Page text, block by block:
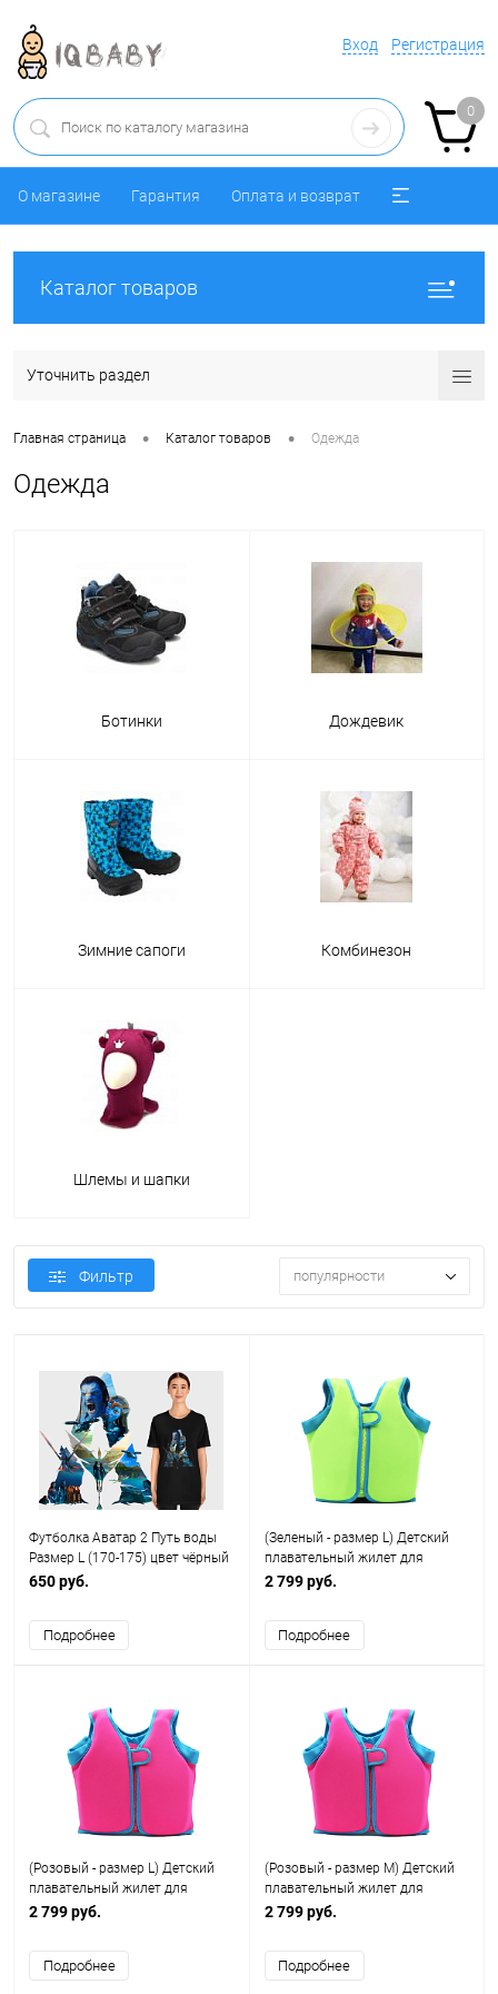
Вход Регистрация
0
О магазине Гарантия Оплата и возврат
Каталог товаров
Уточнить раздел
Главная страница • Каталог товаров • Одежда
Одежда
Ботинки Дождевик
Зимние сапоги Комбинезон
Шлемы и шапки
Фильтр популярности
Футболка Аватар 2 Путь воды
Размер L (170-175) цвет чёрный
Для мужчин Женщины Унисекс
650 руб.
Подробнее
(Зеленый - размер L) Детский
плавательный жилет для
купания плавания и бассейна (
2 799 руб.
Подробнее
(Розовый - размер L) Детский
плавательный жилет для
купания плавания и бассейна (
2 799 руб.
Подробнее
(Розовый - размер M) Детский
плавательный жилет для
купания плавания и бассейна (
2 799 руб.
Подробнее